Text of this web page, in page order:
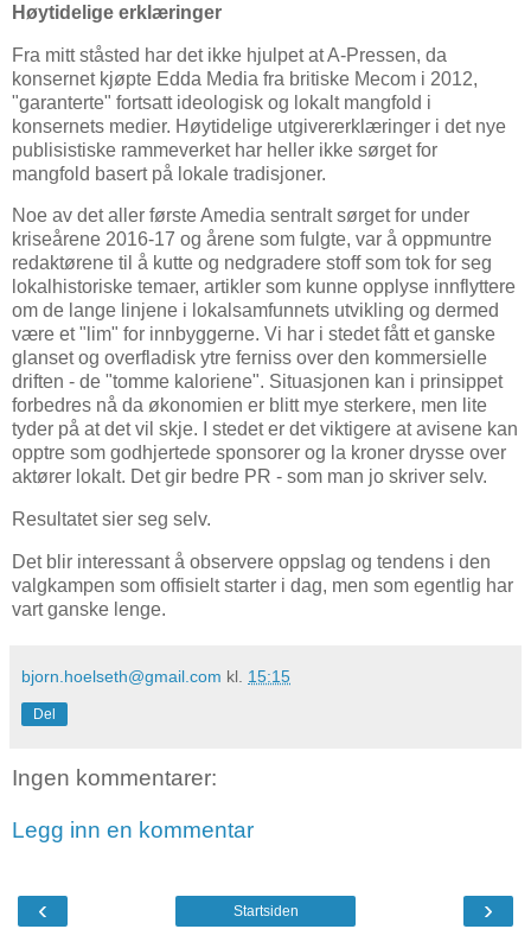
Høytidelige erklæringer
Fra mitt ståsted har det ikke hjulpet at A-Pressen, da
konsernet kjøpte Edda Media fra britiske Mecom i 2012,
"garanterte" fortsatt ideologisk og lokalt mangfold i
konsernets medier. Høytidelige utgivererklæringer i det nye
publisistiske rammeverket har heller ikke sørget for
mangfold basert på lokale tradisjoner.
Noe av det aller første Amedia sentralt sørget for under
kriseårene 2016-17 og årene som fulgte, var å oppmuntre
redaktørene til å kutte og nedgradere stoff som tok for seg
lokalhistoriske temaer, artikler som kunne opplyse innflyttere
om de lange linjene i lokalsamfunnets utvikling og dermed
være et "lim" for innbyggerne. Vi har i stedet fått et ganske
glanset og overfladisk ytre ferniss over den kommersielle
driften - de "tomme kaloriene". Situasjonen kan i prinsippet
forbedres nå da økonomien er blitt mye sterkere, men lite
tyder på at det vil skje. I stedet er det viktigere at avisene kan
opptre som godhjertede sponsorer og la kroner drysse over
aktører lokalt. Det gir bedre PR - som man jo skriver selv.
Resultatet sier seg selv.
Det blir interessant å observere oppslag og tendens i den
valgkampen som offisielt starter i dag, men som egentlig har
vart ganske lenge.
bjorn.hoelseth@gmail.com kl. 15:15
Del
Ingen kommentarer:
Legg inn en kommentar
‹ ›
Startsiden